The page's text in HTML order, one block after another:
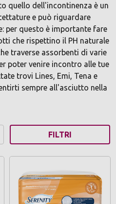
quello dell'incontinenza è un
e può riguardare
per questo è importante fare
che rispettino il PH naturale
traverse assorbenti di varie
poter venire incontro alle tue
trovi Lines, Emi, Tena e
sempre all'asciutto nella
FILTRI